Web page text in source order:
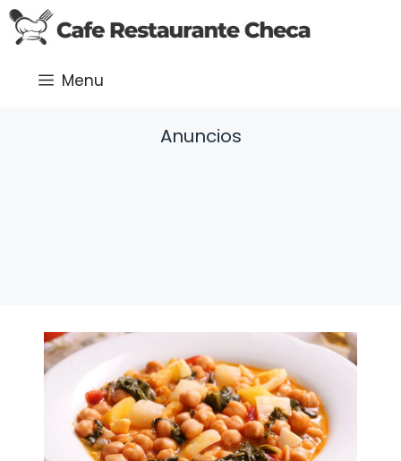
Saltar
al
Menu
Anuncios